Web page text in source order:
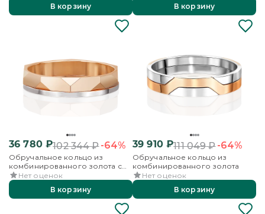
В корзину
В корзину
36 780₽102 344₽-64%
Обручальное кольцо из
комбинированного золота с
алмазной гранью
Нет оценок
В корзину
39 910₽111 049₽-64%
Обручальное кольцо из
комбинированного золота
Нет оценок
В корзину